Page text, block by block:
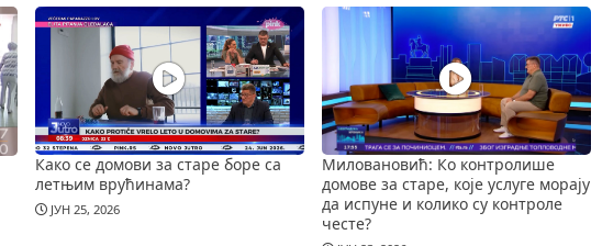
Како се домови за старе боре са
летњим врућинама?
ЈУН 25, 2026
Миловановић: Ко контролише
домове за старе, које услуге морају
да испуне и колико су контроле
честе?